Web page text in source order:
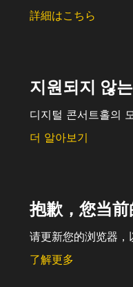
詳細はこちら
지원되지 않
디지털 콘서트홀의
더 알아보기
抱歉，您当
请更新您的浏览器，
了解更多